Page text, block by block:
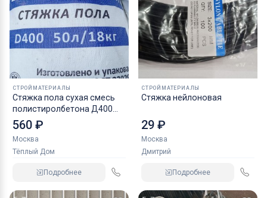
СТРОЙМАТЕРИАЛЫ
Стяжка пола сухая смесь
полистиролбетона Д400
Д500
560 ₽
Москва
Тёплый Дом
Подробнее
СТРОЙМАТЕРИАЛЫ
Стяжка нейлоновая
29 ₽
Москва
Дмитрий
Подробнее